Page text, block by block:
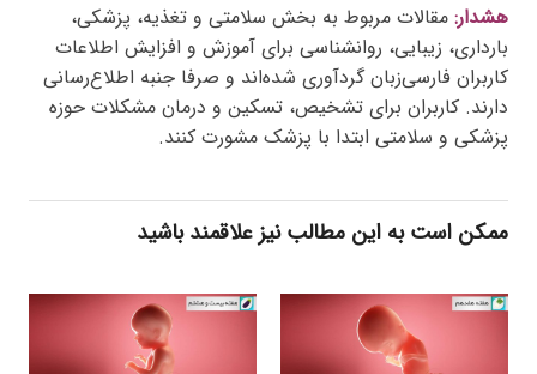
هشدار: مقالات مربوط به بخش سلامتی و تغذیه، پزشکی،
بارداری، زیبایی، روانشناسی برای آموزش و افزایش اطلاعات
کاربران فارسی‌زبان گردآوری شده‌اند و صرفا جنبه اطلاع‌رسانی
دارند. کاربران برای تشخیص، تسکین و درمان مشکلات حوزه
پزشکی و سلامتی ابتدا با پزشک مشورت کنند.
ممکن است به این مطالب نیز علاقمند باشید